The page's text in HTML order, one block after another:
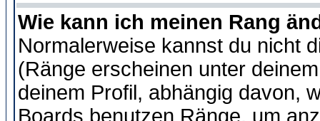
Wie kann ich meinen Rang
Normalerweise kannst du nicht
(Ränge erscheinen unter
deinem Profil, abhängig davon,
Boards benutzen Ränge, um